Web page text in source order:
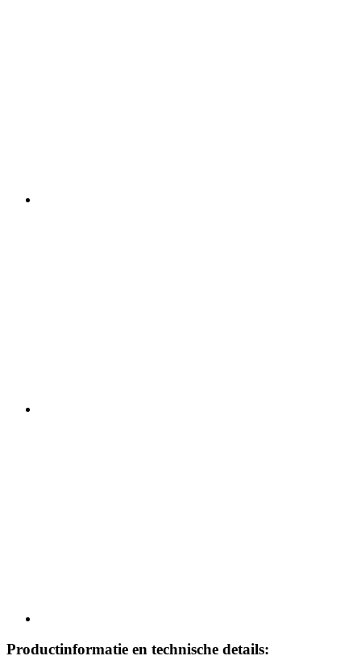
Productinformatie en technische details: